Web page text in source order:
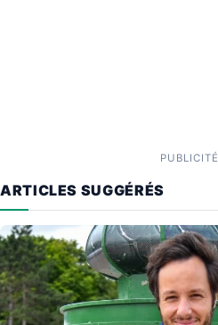
PUBLICITÉ
ARTICLES SUGGÉRÉS